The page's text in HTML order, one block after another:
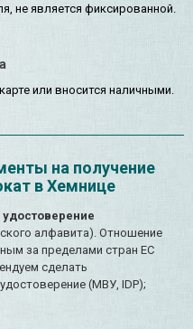
не является фиксированной.
или вносится наличными.
на получение
в Хемнице
алфавита). Отношение
за пределами стран ЕС
сделать
(МВУ, IDP);